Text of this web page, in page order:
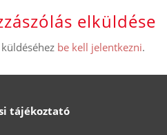
elküldése
be kell jelentkezni.
tájékoztató